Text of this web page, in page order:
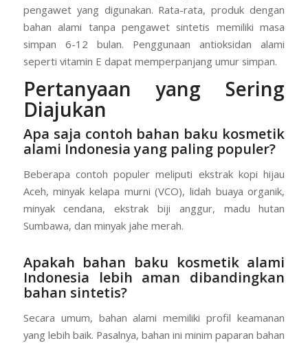
pengawet yang digunakan. Rata-rata, produk dengan
bahan alami tanpa pengawet sintetis memiliki masa
simpan 6-12 bulan. Penggunaan antioksidan alami
seperti vitamin E dapat memperpanjang umur simpan.
Pertanyaan yang Sering
Diajukan
Apa saja contoh bahan baku kosmetik
alami Indonesia yang paling populer?
Beberapa contoh populer meliputi ekstrak kopi hijau
Aceh, minyak kelapa murni (VCO), lidah buaya organik,
minyak cendana, ekstrak biji anggur, madu hutan
Sumbawa, dan minyak jahe merah.
Apakah bahan baku kosmetik alami
Indonesia lebih aman dibandingkan
bahan sintetis?
Secara umum, bahan alami memiliki profil keamanan
yang lebih baik. Pasalnya, bahan ini minim paparan bahan